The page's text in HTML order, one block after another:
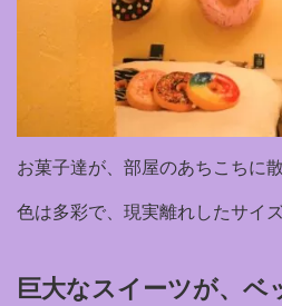
お菓子達が、部屋のあちこちに
色は多彩で、現実離れしたサイズ
巨大なスイーツが、ベ